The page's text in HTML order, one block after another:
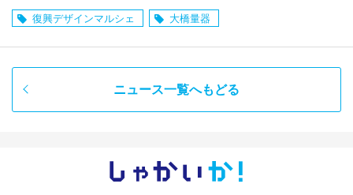
復興デザインマルシェ 大橋量器
ニュース一覧へもどる
しゃかい か！